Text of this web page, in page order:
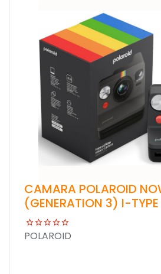
CAMARA POLAROID
(GENERATION 3) I-TYPE
POLAROID